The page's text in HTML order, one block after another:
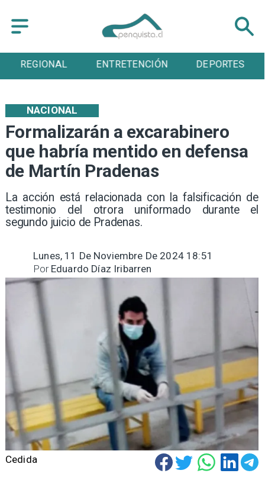
REGIONAL ENTRETENCIÓN DEPORTES
Formalizarán a excarabinero
que habría mentido en defensa
de Martín Pradenas
La acción está relacionada con la falsificación de
testimonio del otrora uniformado durante el
segundo juicio de Pradenas.
NACIONAL
Lunes, 11 De Noviembre De 2024 18:51
Eduardo Díaz Iribarren
Por
Cedida